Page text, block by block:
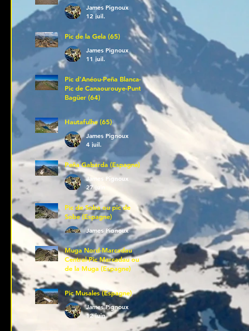
James Pignoux
12 juil.
Pic de la Gela (65)
James Pignoux
11 juil.
Pic d'Anéou-Peña Blanca-
Pic de Canaourouye-Punta
Bagüer (64)
James Pignoux
5 juil.
Hautafulhe (65)
James Pignoux
4 juil.
Peña Gabarda (Espagne)
James Pignoux
27 juin
Pic de Soba ou pic de
Sobe (Espagne)
James Pignoux
25 juin
Muga Nord-Marcadau
Central-Pic Marcadau ou
de la Muga (Espagne)
James Pignoux
21 juin
Pic Musales (Espagne)
James Pignoux
12 juin